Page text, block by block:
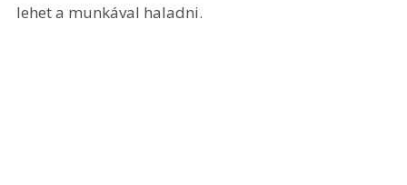
lehet a munkával haladni.